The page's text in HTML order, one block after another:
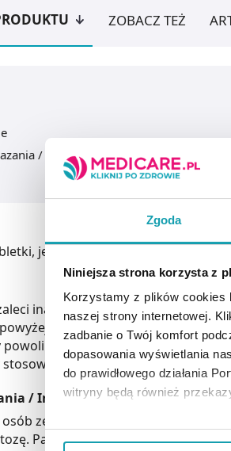
Zgoda
Niniejsza strona korzysta z
Korzystamy z plików cookies
naszej strony internetowej.
zadbanie o Twój komfort
dopasowania wyświetlania
do prawidłowego działania
witryny będą również
Jeżeli chcesz dostosować
ZOBACZ TEŻ
/ Informacje o bezpieczeństwie
jest lekiem homeopatycznym
inaczej, należy stosować
12 lat: zwykle po 1 tabletce 3
powoli rozpuścić w ustach.
przez dłuższy okres czasu
/ Informacje o bezpieczeństwie
ze stwierdzoną nadwrażliwością
Pacjenci, u których